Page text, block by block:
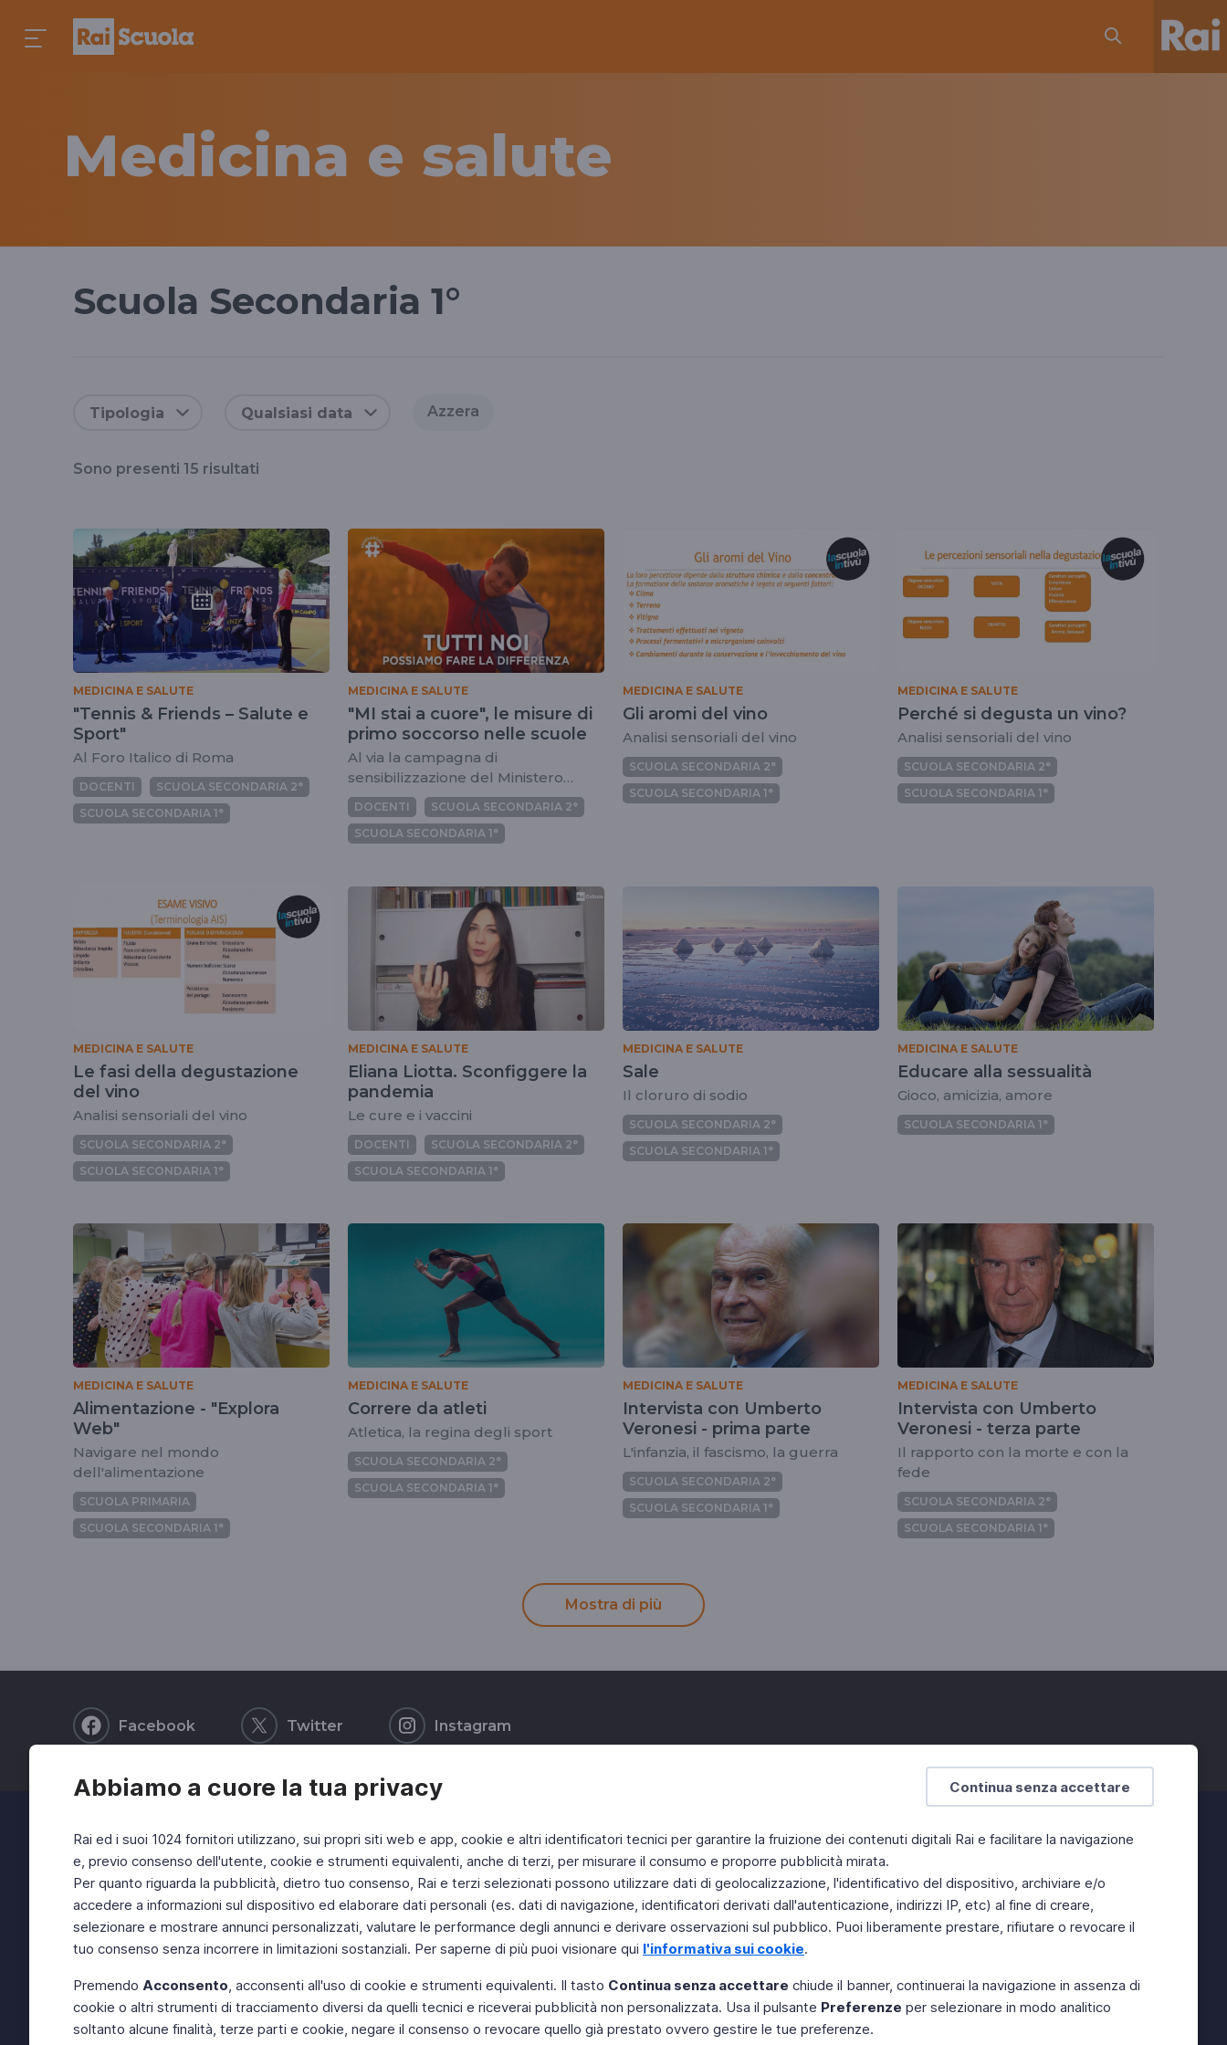
Continua senza accettare
Abbiamo a cuore la tua privacy
Rai ed i suoi 1024 fornitori utilizzano, sui propri siti web e app, cookie e altri identificatori tecnici per garantire la fruizione dei contenuti digitali Rai e facilitare la navigazione
e, previo consenso dell'utente, cookie e strumenti equivalenti, anche di terzi, per misurare il consumo e proporre pubblicità mirata.
Per quanto riguarda la pubblicità, dietro tuo consenso, Rai e terzi selezionati possono utilizzare dati di geolocalizzazione, l'identificativo del dispositivo, archiviare e/o
accedere a informazioni sul dispositivo ed elaborare dati personali (es. dati di navigazione, identificatori derivati dall'autenticazione, indirizzi IP, etc) al fine di creare,
selezionare e mostrare annunci personalizzati, valutare le performance degli annunci e derivare osservazioni sul pubblico. Puoi liberamente prestare, rifiutare o revocare il
tuo consenso senza incorrere in limitazioni sostanziali. Per saperne di più puoi visionare qui l'informativa sui cookie.
Premendo Acconsento, acconsenti all'uso di cookie e strumenti equivalenti. Il tasto Continua senza accettare chiude il banner, continuerai la navigazione in assenza di
cookie o altri strumenti di tracciamento diversi da quelli tecnici e riceverai pubblicità non personalizzata. Usa il pulsante Preferenze per selezionare in modo analitico
soltanto alcune finalità, terze parti e cookie, negare il consenso o revocare quello già prestato ovvero gestire le tue preferenze.
Medicina e salute
Scuola Secondaria 1°
Tipologia Qualsiasi data Azzera
Sono presenti 15 risultati
MEDICINA E SALUTE
"Tennis & Friends – Salute e
Sport"
Al Foro Italico di Roma
DOCENTI
SCUOLA SECONDARIA 2°
SCUOLA SECONDARIA 1°
MEDICINA E SALUTE
"MI stai a cuore", le misure di
primo soccorso nelle scuole
Al via la campagna di
sensibilizzazione del Ministero
dell'Istruzione
DOCENTI
SCUOLA SECONDARIA 2°
SCUOLA SECONDARIA 1°
MEDICINA E SALUTE
Gli aromi del vino
Analisi sensoriali del vino
SCUOLA SECONDARIA 2°
SCUOLA SECONDARIA 1°
MEDICINA E SALUTE
Perché si degusta un vino?
Analisi sensoriali del vino
SCUOLA SECONDARIA 2°
SCUOLA SECONDARIA 1°
MEDICINA E SALUTE
Le fasi della degustazione
del vino
Analisi sensoriali del vino
SCUOLA SECONDARIA 2°
SCUOLA SECONDARIA 1°
MEDICINA E SALUTE
Eliana Liotta. Sconfiggere la
pandemia
Le cure e i vaccini
DOCENTI
SCUOLA SECONDARIA 2°
SCUOLA SECONDARIA 1°
MEDICINA E SALUTE
Sale
Il cloruro di sodio
SCUOLA SECONDARIA 2°
SCUOLA SECONDARIA 1°
MEDICINA E SALUTE
Educare alla sessualità
Gioco, amicizia, amore
SCUOLA SECONDARIA 1°
MEDICINA E SALUTE
Alimentazione - "Explora
Web"
Navigare nel mondo
dell'alimentazione
SCUOLA PRIMARIA
SCUOLA SECONDARIA 1°
MEDICINA E SALUTE
Correre da atleti
Atletica, la regina degli sport
SCUOLA SECONDARIA 2°
SCUOLA SECONDARIA 1°
MEDICINA E SALUTE
Intervista con Umberto
Veronesi - prima parte
L'infanzia, il fascismo, la guerra
SCUOLA SECONDARIA 2°
SCUOLA SECONDARIA 1°
MEDICINA E SALUTE
Intervista con Umberto
Veronesi - terza parte
Il rapporto con la morte e con la
fede
SCUOLA SECONDARIA 2°
SCUOLA SECONDARIA 1°
Mostra di più
Facebook Twitter Instagram